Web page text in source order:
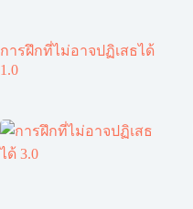
การฝึกที่ไม่อาจปฏิเสธได้
1.0